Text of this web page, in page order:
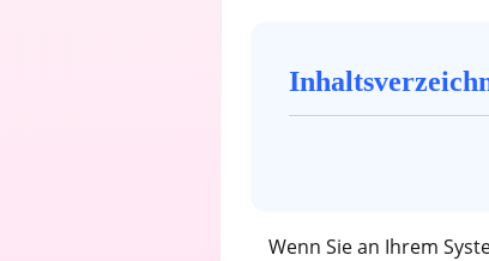
Wenn Sie an Ihrem